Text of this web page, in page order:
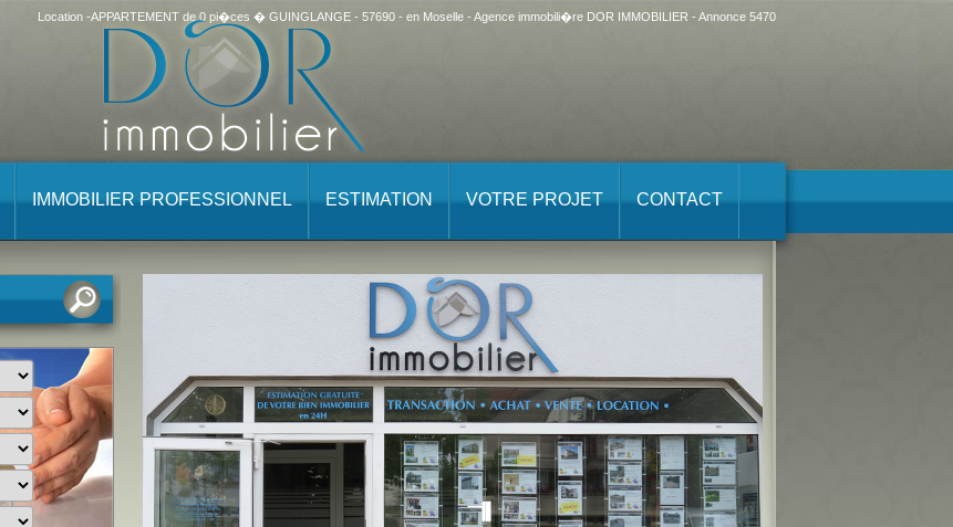
Location -APPARTEMENT de 0 pi�ces � GUINGLANGE - 57690 - en Moselle - Agence immobili�re DOR IMMOBILIER - Annonce 5470
IMMOBILIER PROFESSIONNEL ESTIMATION VOTRE PROJET CONTACT